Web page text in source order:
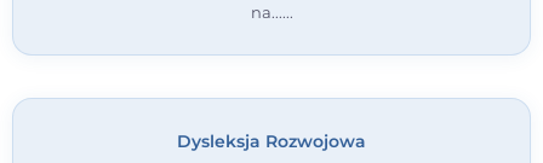
na...
Dysleksja Rozwojowa